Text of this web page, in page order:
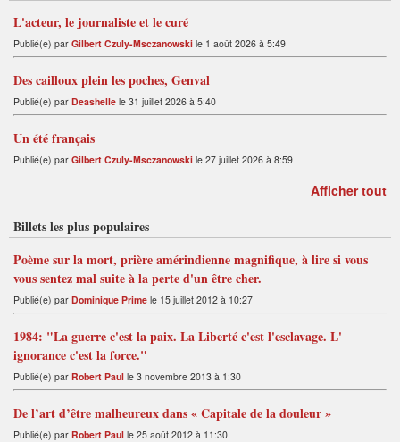
L'acteur, le journaliste et le curé
Publié(e) par Gilbert Czuly-Msczanowski le 1 août 2026 à 5:49
Des cailloux plein les poches, Genval
Publié(e) par Deashelle le 31 juillet 2026 à 5:40
Un été français
Publié(e) par Gilbert Czuly-Msczanowski le 27 juillet 2026 à 8:59
Afficher tout
Billets les plus populaires
Poème sur la mort, prière amérindienne magnifique, à lire si vous
vous sentez mal suite à la perte d'un être cher.
Publié(e) par Dominique Prime le 15 juillet 2012 à 10:27
1984: "La guerre c'est la paix. La Liberté c'est l'esclavage. L'
ignorance c'est la force."
Publié(e) par Robert Paul le 3 novembre 2013 à 1:30
De l’art d’être malheureux dans « Capitale de la douleur »
Publié(e) par Robert Paul le 25 août 2012 à 11:30